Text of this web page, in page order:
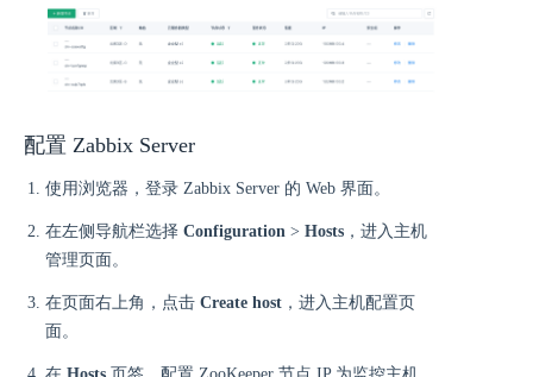
配置 Zabbix Server
使用浏览器，登录 Zabbix Server 的 Web 界面。
在左侧导航栏选择 Configuration > Hosts ，进入主机
管理页面。
在页面右上角，点击 Create host ，进入主机配置页
面。